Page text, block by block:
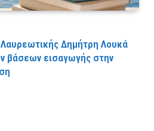
Δημήτρη Λουκά
βάσεων εισαγωγής στην